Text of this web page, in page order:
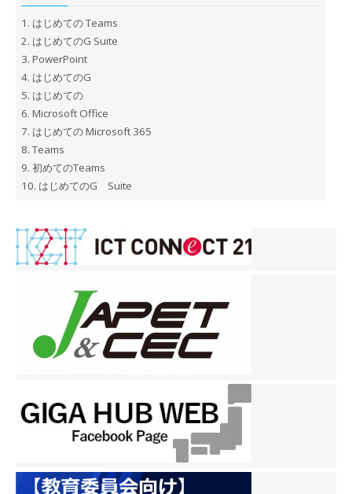
1. はじめての Teams
2. はじめてのG Suite
3. PowerPoint
4. はじめてのG
5. はじめての
6. Microsoft Office
7. はじめての Microsoft 365
8. Teams
9. 初めてのTeams
10. はじめてのG Suite